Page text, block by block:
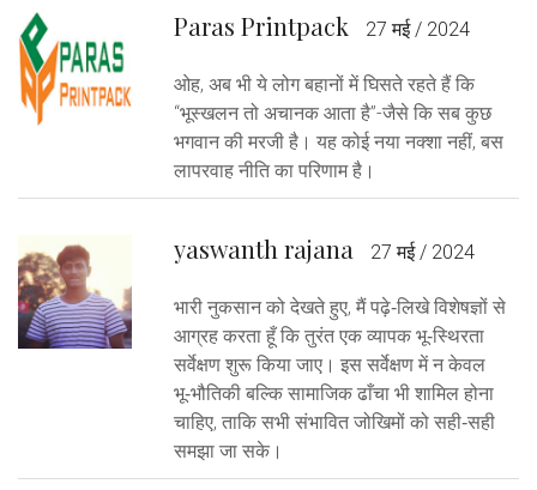
Paras Printpack 27 मई / 2024
ओह, अब भी ये लोग बहानों में घिसते रहते हैं कि
“भूस्खलन तो अचानक आता है”-जैसे कि सब कुछ
भगवान की मरजी है। यह कोई नया नक्शा नहीं, बस
लापरवाह नीति का परिणाम है।
yaswanth rajana 27 मई / 2024
भारी नुकसान को देखते हुए, मैं पढ़े‑लिखे विशेषज्ञों से
आग्रह करता हूँ कि तुरंत एक व्यापक भू‑स्थिरता
सर्वेक्षण शुरू किया जाए। इस सर्वेक्षण में न केवल
भू‑भौतिकी बल्कि सामाजिक ढाँचा भी शामिल होना
चाहिए, ताकि सभी संभावित जोखिमों को सही‑सही
समझा जा सके।